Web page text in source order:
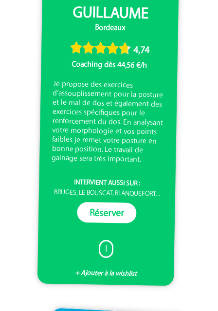
GUILLAUME
Bordeaux
4,74
Coaching dès 44,56 €/h
Je propose des exercices
d’assouplissement pour la posture
et le mal de dos et également des
exercices spécifiques pour le
renforcement du dos. En analysant
votre morphologie et vos points
faibles je remet votre posture en
bonne position. Le travail de
gainage sera très important.
INTERVIENT AUSSI SUR :
BRUGES, LE BOUSCAT, BLANQUEFORT...
Réserver
I
+ Ajouter à la wishlist